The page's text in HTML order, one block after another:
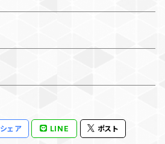
シェア LINE ポスト